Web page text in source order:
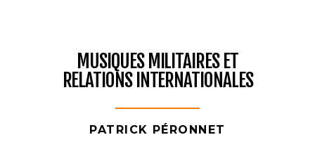
MUSIQUES MILITAIRES ET
RELATIONS INTERNATIONALES
PATRICK PÉRONNET